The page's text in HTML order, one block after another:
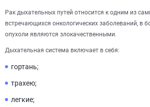
Рак дыхательных путей относится к одним из
встречающихся онкологических заболеваний, в
опухоли являются злокачественными.
Дыхательная система включает в себя:
гортань;
трахею;
легкие;